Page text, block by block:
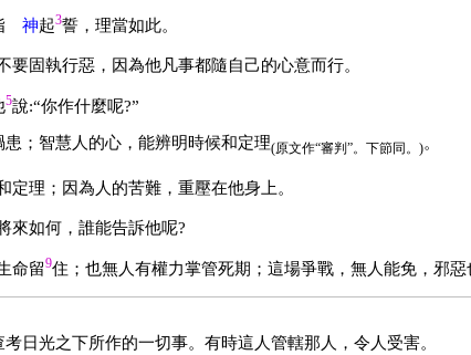
神起3誓，理當如此。
要固執行惡，因為他凡事都隨自己的心意而行。
5說:“你作什麼呢?”
；智慧人的心，能辨明時候和定理(原文作“審判”。下節同。)。
定理；因為人的苦難，重壓在他身上。
來如何，誰能告訴他呢?
命留9住；也無人有權力掌管死期；這場爭戰，無人能免，邪惡
日光之下所作的一切事。有時這人管轄那人，令人受害。